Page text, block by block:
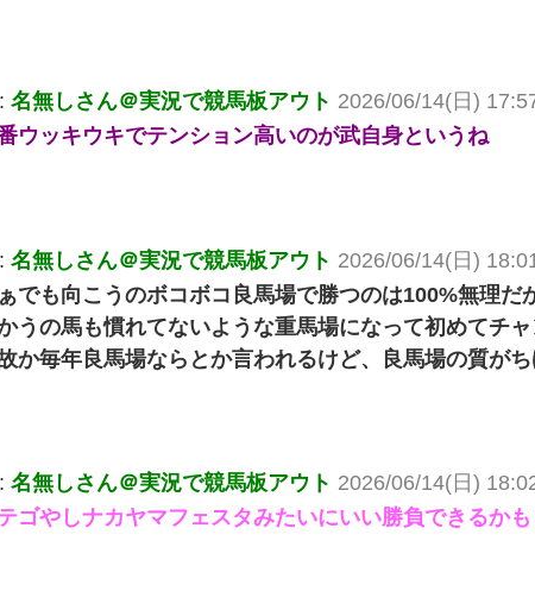
名無しさん＠実況で競馬板アウト 2026/06/14(日)
ウッキウキでテンション高いのが武自身というね
名無しさん＠実況で競馬板アウト 2026/06/14(日)
でも向こうのボコボコ良馬場で勝つのは100%無理だ
うの馬も慣れてないような重馬場になって初めてチャ
か毎年良馬場ならとか言われるけど、良馬場の質がち
名無しさん＠実況で競馬板アウト 2026/06/14(日)
ゴやしナカヤマフェスタみたいにいい勝負できるか